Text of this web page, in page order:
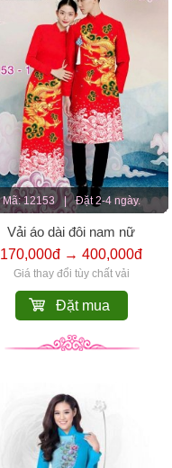
Mã: 12153 | Đặt 2-4 ngày.
Vải áo dài đôi nam nữ
170,000đ → 400,000đ
Giá thay đổi tùy chất vải
Đặt mua